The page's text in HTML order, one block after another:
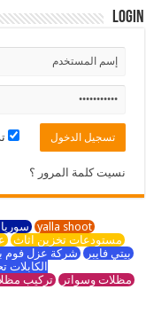
Login
نسيت كلمة المرور ؟
yalla shoot
مستودعات تخزين اثاث
بيتي فايبرشركة عزل فوم
مظلات وسواتر تركيب